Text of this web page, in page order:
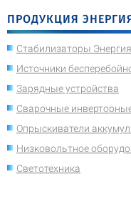
ПРОДУКЦИЯ
Стабилизаторы Энергия
Источники
Зарядные устройства
Сварочные
Опрыскиватели
Низковольтное
Светотехника